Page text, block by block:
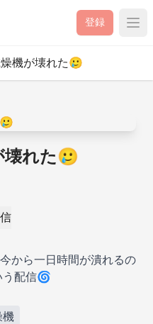
登録
機が壊れた🥲
壊れた🥲
から一日時間が潰れるの
う配信🌀
機